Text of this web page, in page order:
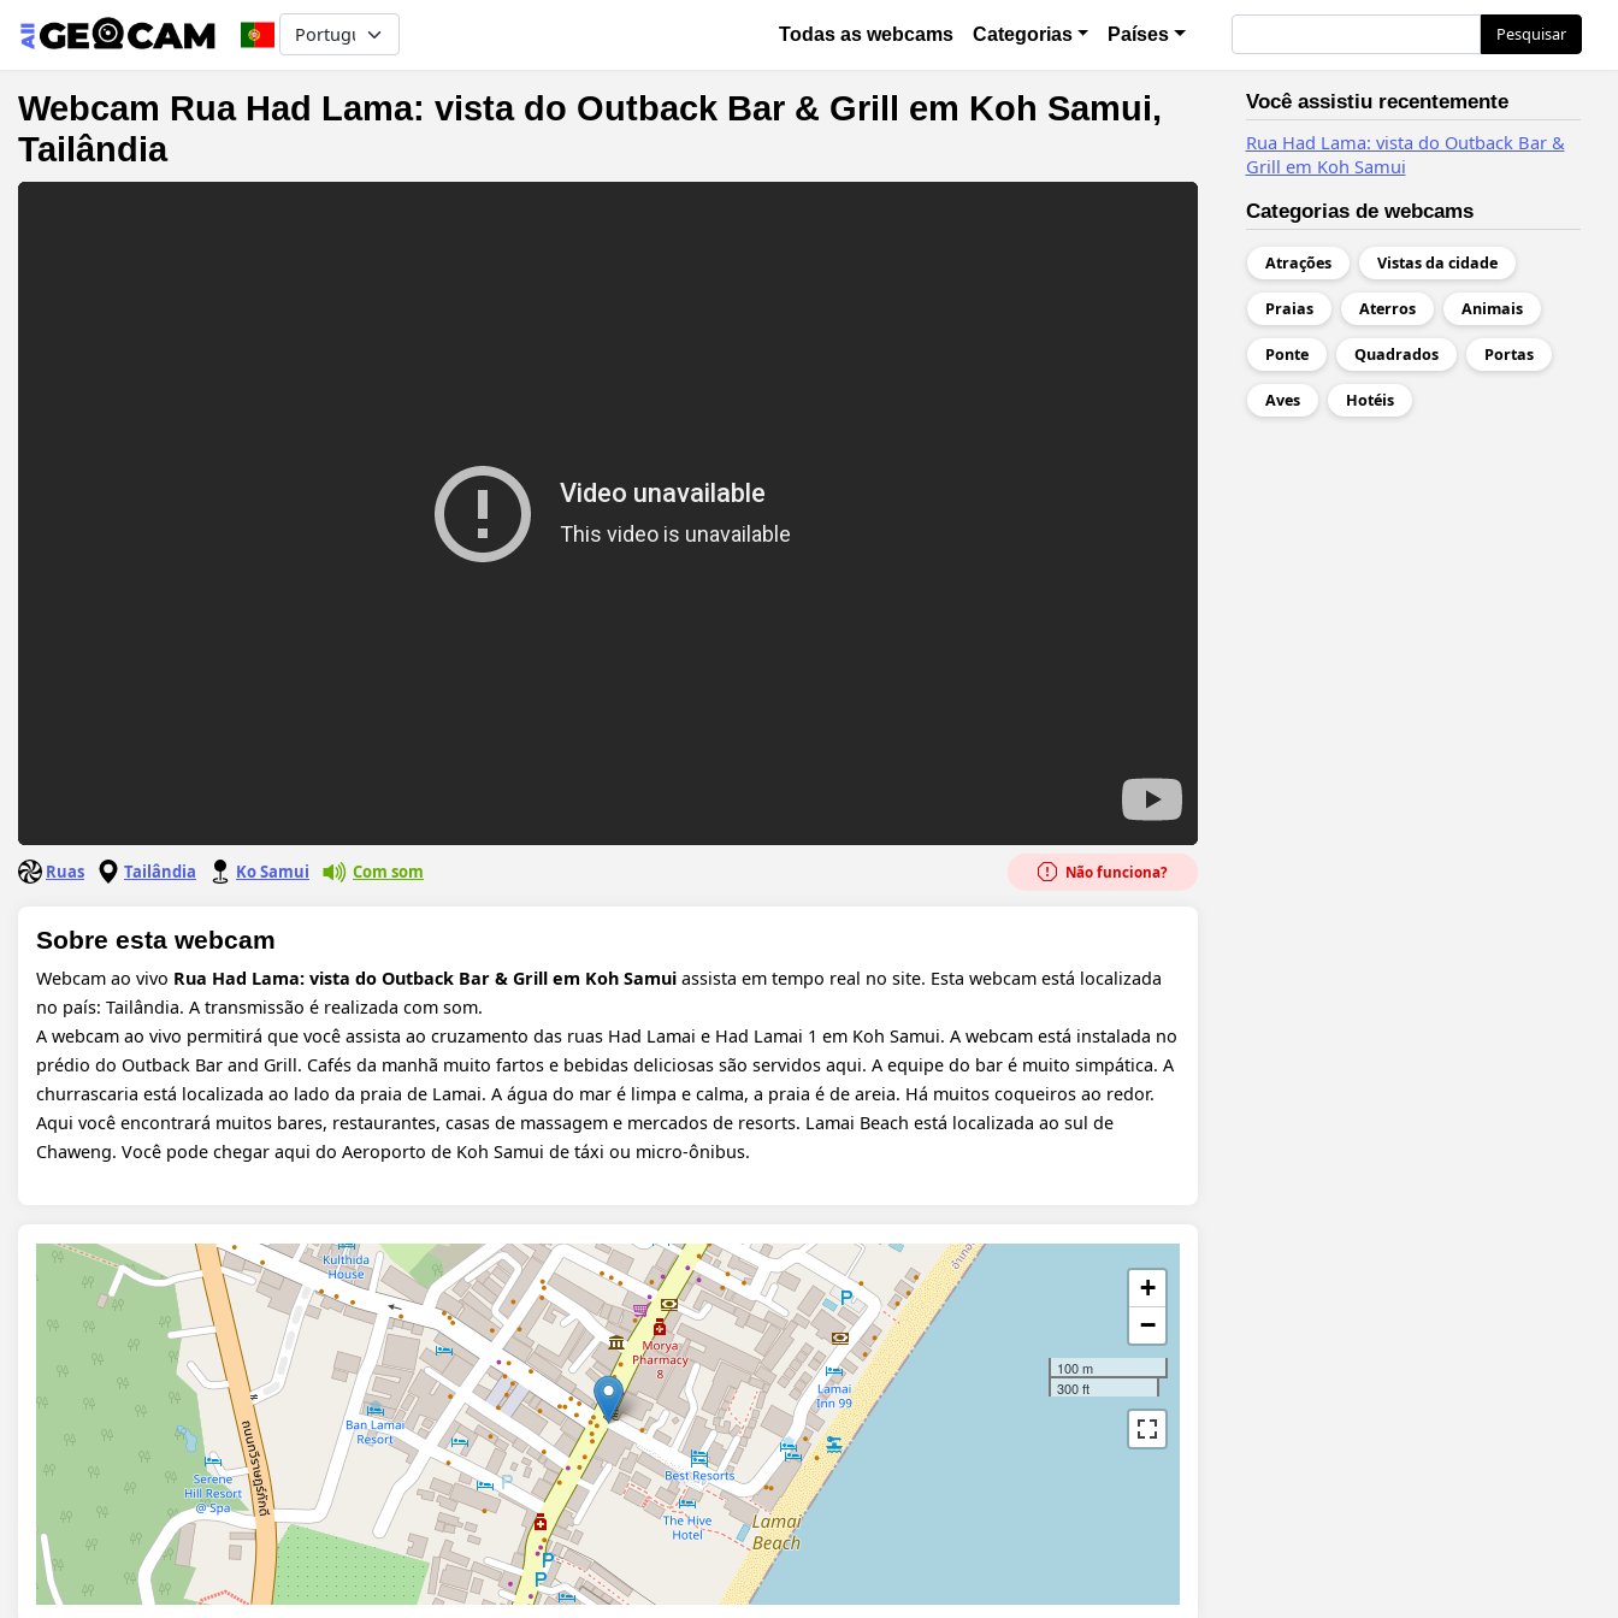
Select your language Основная навигация
Todas as webcams Categorias Países Pesquisar
Webcam Rua Had Lama: vista do Outback Bar & Grill em Koh Samui,
Tailândia
Ruas Tailândia Ko Samui Com som Não funciona?
Sobre esta webcam
Webcam ao vivo Rua Had Lama: vista do Outback Bar & Grill em Koh Samui assista em tempo real no site. Esta webcam está localizada
no país: Tailândia. A transmissão é realizada com som.
A webcam ao vivo permitirá que você assista ao cruzamento das ruas Had Lamai e Had Lamai 1 em Koh Samui. A webcam está instalada no
prédio do Outback Bar and Grill. Cafés da manhã muito fartos e bebidas deliciosas são servidos aqui. A equipe do bar é muito simpática. A
churrascaria está localizada ao lado da praia de Lamai. A água do mar é limpa e calma, a praia é de areia. Há muitos coqueiros ao redor.
Aqui você encontrará muitos bares, restaurantes, casas de massagem e mercados de resorts. Lamai Beach está localizada ao sul de
Chaweng. Você pode chegar aqui do Aeroporto de Koh Samui de táxi ou micro-ônibus.
+
−
100 m
300 ft
Você assistiu recentemente
Rua Had Lama: vista do Outback Bar &
Grill em Koh Samui
Categorias de webcams
Atrações Vistas da cidade
Praias Aterros Animais
Ponte Quadrados Portas
Aves Hotéis